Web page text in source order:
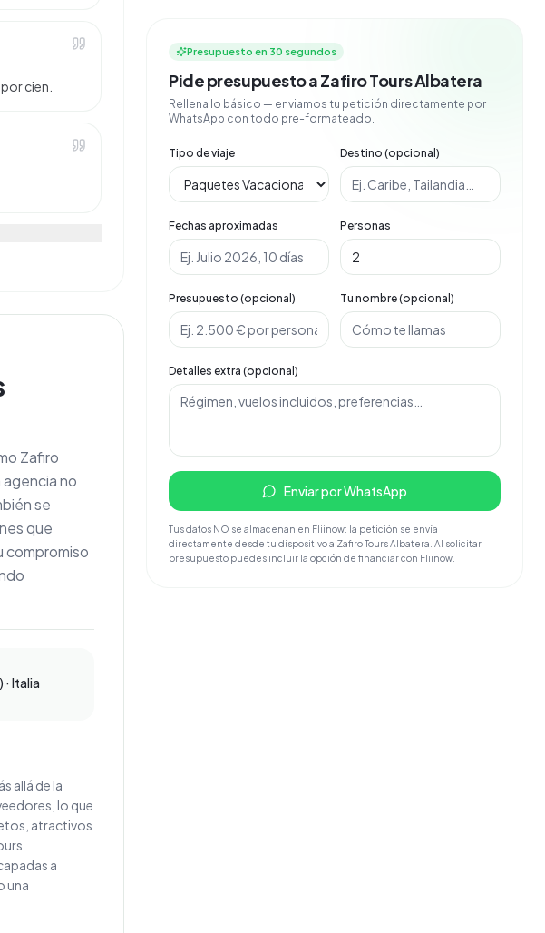
cien.
Zafiro
no
se
que
compromiso
Italia
allá de la
lo que
atractivos
a
una
Presupuesto en 30 segundos
Pide presupuesto a Zafiro Tours Albatera
Rellena lo básico — enviamos tu petición directamente por
WhatsApp con todo pre-formateado.
Tipo de viaje Destino (opcional)
Fechas aproximadas Personas
Presupuesto (opcional) Tu nombre (opcional)
Detalles extra (opcional)
Enviar por WhatsApp
Tus datos NO se almacenan en Fliinow: la petición se envía
directamente desde tu dispositivo a Zafiro Tours Albatera. Al solicitar
presupuesto puedes incluir la opción de financiar con Fliinow.